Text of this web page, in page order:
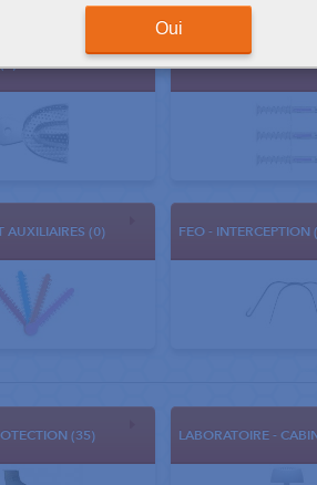
Oui
COLLAGE -
AUXILIAIRES (0) FEO - INTERCEPTION
(35) LABORATOIRE -